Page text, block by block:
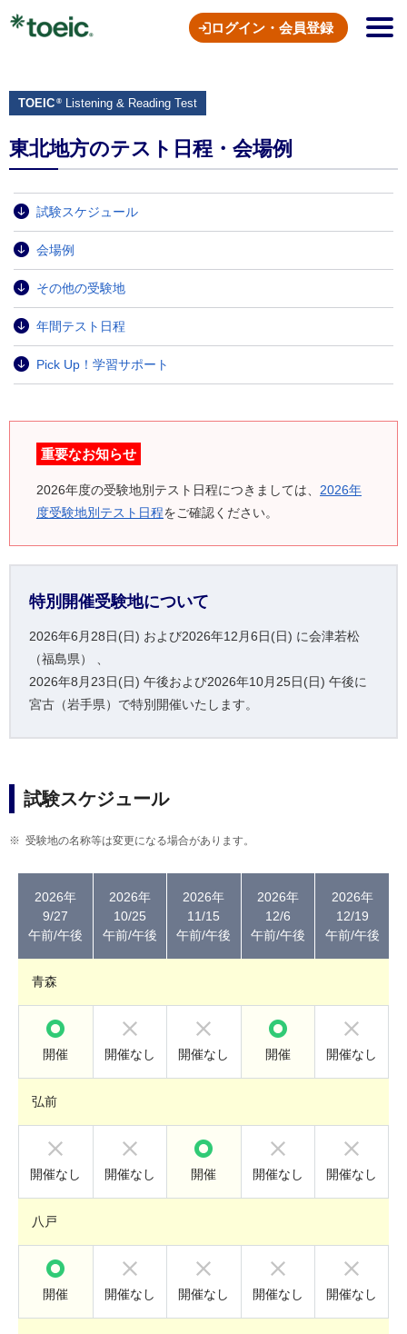
ログイン・会員登録
TOEIC ® Listening & Reading Test
東北地方のテスト日程・会場例
試験スケジュール
会場例
その他の受験地
年間テスト日程
Pick Up！学習サポート
重要なお知らせ
2026年度の受験地別テスト日程につきましては、 2026年
度受験地別テスト日程をご確認ください。
特別開催受験地について
2026年6月28日(日) および2026年12月6日(日) に会津若松
（福島県） 、
2026年8月23日(日) 午後および2026年10月25日(日) 午後に
宮古（岩手県）で特別開催いたします。
試験スケジュール
受験地の名称等は変更になる場合があります。
2026年
9/27
午前/午後
2026年
10/25
午前/午後
2026年
11/15
午前/午後
2026年
12/6
午前/午後
2026年
12/19
午前/午後
青森
開催 開催なし 開催なし 開催 開催なし
弘前
開催なし 開催なし 開催 開催なし 開催なし
八戸
開催 開催なし 開催なし 開催なし 開催なし